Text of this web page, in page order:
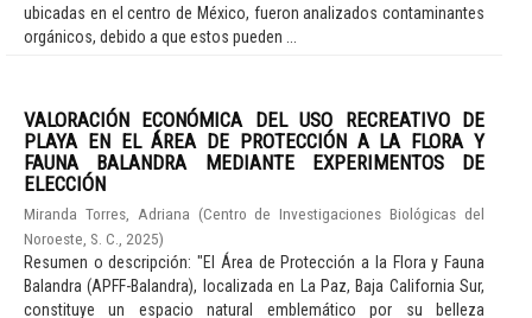
ubicadas en el centro de México, fueron analizados contaminantes
orgánicos, debido a que estos pueden ...
VALORACIÓN ECONÓMICA DEL USO RECREATIVO DE
PLAYA EN EL ÁREA DE PROTECCIÓN A LA FLORA Y
FAUNA BALANDRA MEDIANTE EXPERIMENTOS DE
ELECCIÓN
Miranda Torres, Adriana (Centro de Investigaciones Biológicas del
Noroeste, S. C.
2025)
Resumen o descripción: "El Área de Protección a la Flora y Fauna
Balandra (APFF-Balandra), localizada en La Paz, Baja California Sur,
constituye un espacio natural emblemático por su belleza